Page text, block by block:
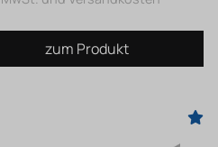
zum Produkt